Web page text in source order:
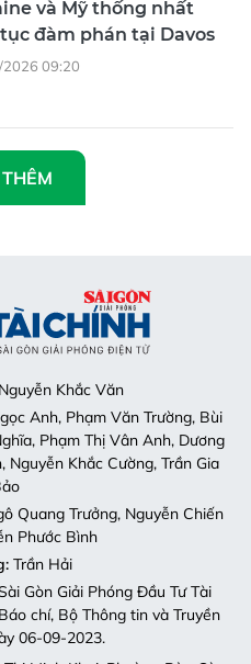
và Mỹ thống nhất
đàm phán tại Davos
2026 09:20
Khắc Văn
Anh, Phạm Văn Trường, Bùi
Phạm Thị Vân Anh, Dương
Khắc Cường, Trần Gia
Quang Trưởng, Nguyễn Chiến
Phước Bình
Trần Hải
Gòn Giải Phóng Đầu Tư Tài
chí, Bộ Thông tin và Truyền
06-09-2023.